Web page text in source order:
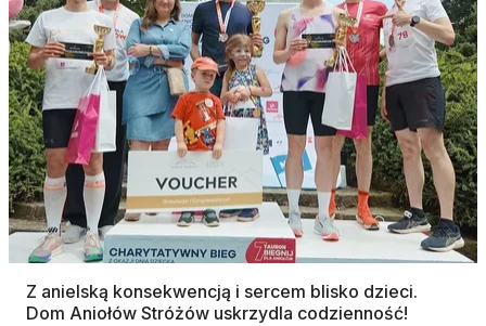
Z anielską konsekwencją i sercem blisko dzieci.
Dom Aniołów Stróżów uskrzydla codzienność!